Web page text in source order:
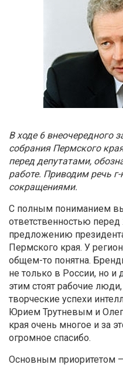
В ходе 6 внеочередного
собрания Пермского
перед депутатами,
работе. Приводим речь
сокращениями.
С полным пониманием
ответственностью
предложению
Пермского края. У
общем-то понятна.
не только в России, но и
этим стоят рабочие
творческие успехи
Юрием Трутневым и
края очень многое и за
огромное спасибо.
Основным приоритетом